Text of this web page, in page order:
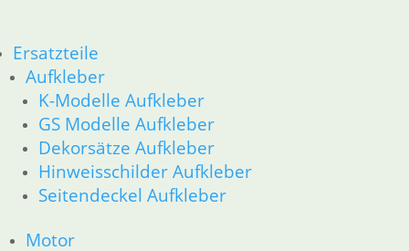
Ersatzteile
Aufkleber
K-Modelle Aufkleber
GS Modelle Aufkleber
Dekorsätze Aufkleber
Hinweisschilder Aufkleber
Seitendeckel Aufkleber
Motor